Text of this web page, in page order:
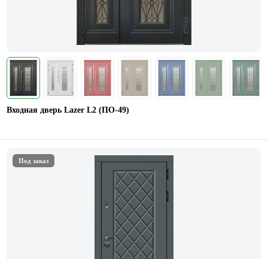
Входная дверь Lazer L2 (ПО-49)
Под заказ